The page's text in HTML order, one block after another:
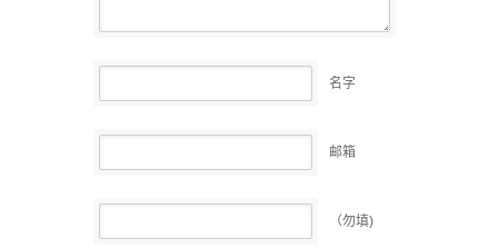
名字
邮箱
（勿填)